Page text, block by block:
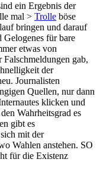
ein Ergebnis der
mal > Trolle böse
bringen und darauf
Gelogenes für bare
etwas von
gab,
der
Journalisten
Quellen, nur dann
klicken und
Wahrheitsgrad es
gibt es
mit der
Wahlen anstehen. SO
für die Existenz